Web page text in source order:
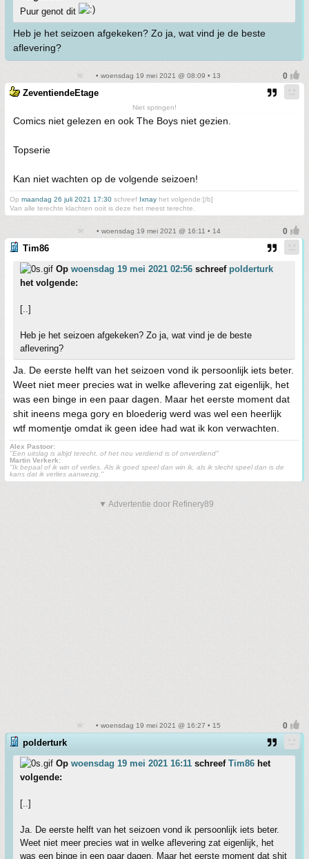
Puur genot dit
Heb je het seizoen afgekeken? Zo ja, wat vind je de beste
aflevering?
• woensdag 19 mei 2021 @ 08:09 • 13
ZeventiendeEtage
Niet springen!
Comics niet gelezen en ook The Boys niet gezien.
Topserie
Kan niet wachten op de volgende seizoen!
Op maandag 26 juli 2021 17:30 schreef Ixnay het volgende:[/b]
Van alle terechte klachten ooit is deze het meest terechte.
• woensdag 19 mei 2021 @ 16:11 • 14
Tim86
Op woensdag 19 mei 2021 02:56 schreef polderturk
het volgende:
[..]
Heb je het seizoen afgekeken? Zo ja, wat vind je de beste
aflevering?
Ja. De eerste helft van het seizoen vond ik persoonlijk iets beter.
Weet niet meer precies wat in welke aflevering zat eigenlijk, het
was een binge in een paar dagen. Maar het eerste moment dat
shit ineens mega gory en bloederig werd was wel een heerlijk
wtf momentje omdat ik geen idee had wat ik kon verwachten.
Alex Pastoor:
"Een uitslag is altijd terecht, of het nou verdiend is of onverdiend"
Martin Verkerk:
''Ik bepaal of ik win of verlies. Als ik goed speel dan win ik, als ik slecht speel dan is de
kans dat ik verlies aanwezig.''
▼ Advertentie door Refinery89
• woensdag 19 mei 2021 @ 16:27 • 15
polderturk
Op woensdag 19 mei 2021 16:11 schreef Tim86 het
volgende:
[..]
Ja. De eerste helft van het seizoen vond ik persoonlijk iets beter.
Weet niet meer precies wat in welke aflevering zat eigenlijk, het
was een binge in een paar dagen. Maar het eerste moment dat shit